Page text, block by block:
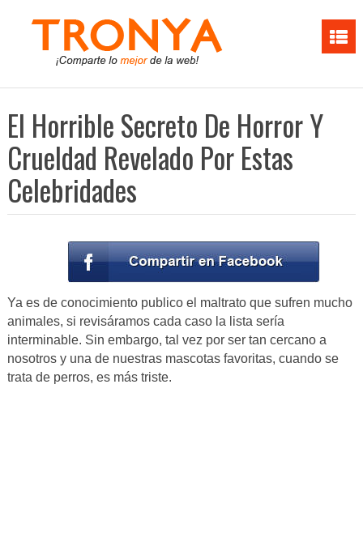
El Horrible Secreto De Horror Y
Crueldad Revelado Por Estas
Celebridades
Ya es de conocimiento publico el maltrato que sufren mucho
animales, si revisáramos cada caso la lista sería
interminable. Sin embargo, tal vez por ser tan cercano a
nosotros y una de nuestras mascotas favoritas, cuando se
trata de perros, es más triste.